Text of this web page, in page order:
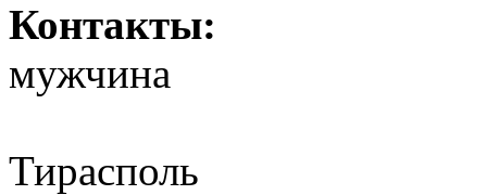
Контакты:
мужчина
Тирасполь